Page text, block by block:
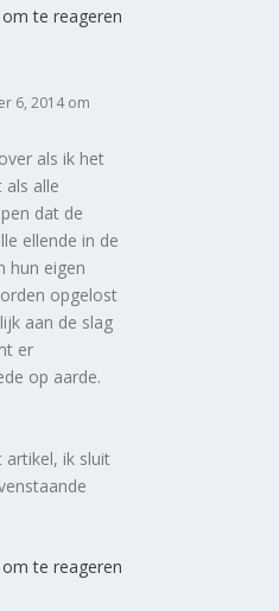
te reageren
6, 2014 om
als ik het
als alle
dat de
ellende in de
hun eigen
opgelost
aan de slag
er
op aarde.
artikel, ik sluit
te reageren